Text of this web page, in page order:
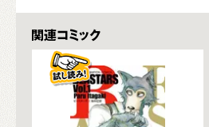
関連コミックス